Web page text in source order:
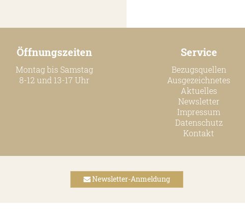
Öffnungszeiten
Montag bis Samstag
8-12 und 13-17 Uhr
Service
Bezugsquellen
Ausgezeichnetes
Aktuelles
Newsletter
Impressum
Datenschutz
Kontakt
Newsletter-Anmeldung